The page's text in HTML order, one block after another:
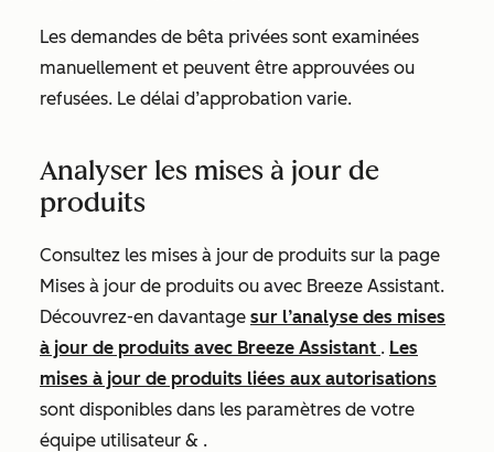
Les demandes de bêta privées sont examinées
manuellement et peuvent être approuvées ou
refusées. Le délai d’approbation varie.
Analyser les mises à jour de
produits
Consultez les mises à jour de produits sur la page
Mises à jour de produits ou avec Breeze Assistant.
Découvrez-en davantage sur l’analyse des mises
à jour de produits avec Breeze Assistant . Les
mises à jour de produits liées aux autorisations
sont disponibles dans les paramètres de votre
équipe utilisateur & .